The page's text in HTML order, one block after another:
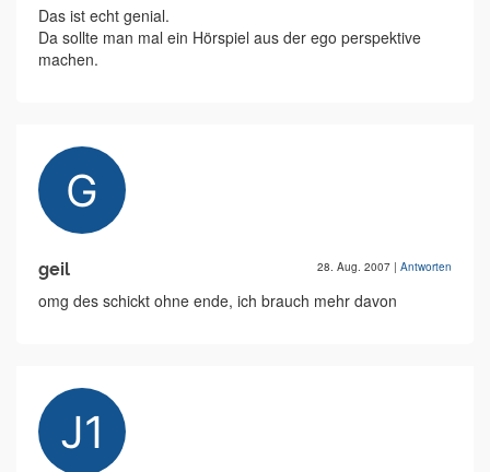
Das ist echt genial.
Da sollte man mal ein Hörspiel aus der ego perspektive
machen.
geil 28. Aug. 2007 | Antworten
omg des schickt ohne ende, ich brauch mehr davon